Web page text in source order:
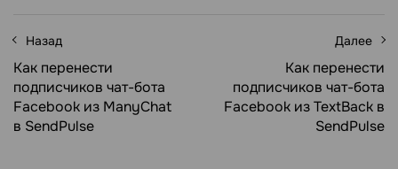
Назад
Как перенести
подписчиков чат-бота
Facebook из ManyChat
в SendPulse
Далее
Как перенести
подписчиков чат-бота
Facebook из TextBack в
SendPulse